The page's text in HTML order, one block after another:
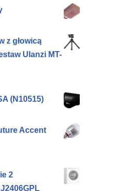
z głowicą
Ulanzi MT-
(N10515)
Accent
2